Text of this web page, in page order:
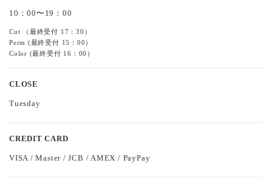
10：00〜19：00
Cut （最終受付 17：30）
Perm (最終受付 15：00）
Color (最終受付 16：00）
CLOSE
Tuesday
CREDIT CARD
VISA / Master / JCB / AMEX / PayPay